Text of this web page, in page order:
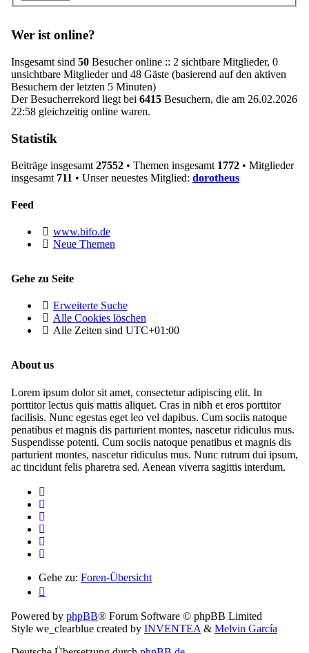
Wer ist online?
Insgesamt sind 50 Besucher online :: 2 sichtbare Mitglieder, 0
unsichtbare Mitglieder und 48 Gäste (basierend auf den aktiven
Besuchern der letzten 5 Minuten)
Der Besucherrekord liegt bei 6415 Besuchern, die am 26.02.2026
22:58 gleichzeitig online waren.
Statistik
Beiträge insgesamt 27552 • Themen insgesamt 1772 • Mitglieder
insgesamt 711 • Unser neuestes Mitglied: dorotheus
Feed
www.bifo.de
Neue Themen
Gehe zu Seite
Erweiterte Suche
Alle Cookies löschen
Alle Zeiten sind UTC+01:00
About us
Lorem ipsum dolor sit amet, consectetur adipiscing elit. In
porttitor lectus quis mattis aliquet. Cras in nibh et eros porttitor
facilisis. Nunc egestas eget leo vel dapibus. Cum sociis natoque
penatibus et magnis dis parturient montes, nascetur ridiculus mus.
Suspendisse potenti. Cum sociis natoque penatibus et magnis dis
parturient montes, nascetur ridiculus mus. Nunc rutrum dui ipsum,
ac tincidunt felis pharetra sed. Aenean viverra sagittis interdum.
Gehe zu: Foren-Übersicht
Powered by phpBB® Forum Software © phpBB Limited
Style we_clearblue created by INVENTEA & Melvin García